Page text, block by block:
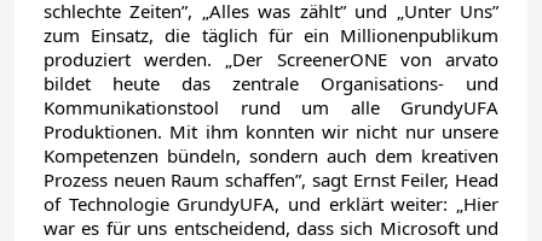
schlechte Zeiten”, „Alles was zählt” und „Unter Uns”
zum Einsatz, die täglich für ein Millionenpublikum
produziert werden. „Der ScreenerONE von arvato
bildet heute das zentrale Organisations- und
Kommunikationstool rund um alle GrundyUFA
Produktionen. Mit ihm konnten wir nicht nur unsere
Kompetenzen bündeln, sondern auch dem kreativen
Prozess neuen Raum schaffen”, sagt Ernst Feiler, Head
of Technologie GrundyUFA, und erklärt weiter: „Hier
war es für uns entscheidend, dass sich Microsoft und